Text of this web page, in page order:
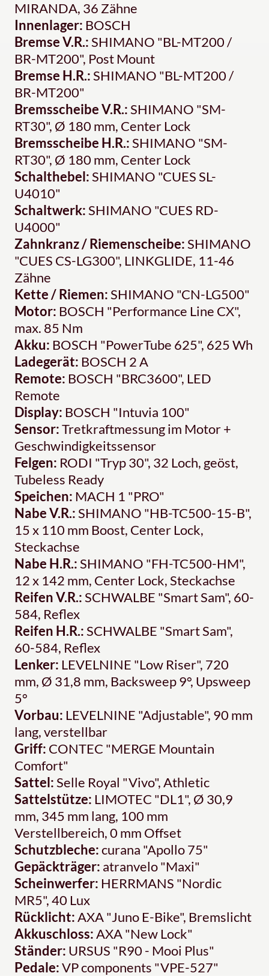
MIRANDA, 36 Zähne
Innenlager: BOSCH
Bremse V.R.:SHIMANO "BL-MT200 /
BR-MT200", Post Mount
Bremse H.R.:SHIMANO "BL-MT200 /
BR-MT200"
Bremsscheibe V.R.:SHIMANO "SM-
RT30", Ø 180 mm, Center Lock
Bremsscheibe H.R.:SHIMANO "SM-
RT30", Ø 180 mm, Center Lock
Schalthebel:SHIMANO "CUES SL-
U4010"
Schaltwerk:SHIMANO "CUES RD-
U4000"
Zahnkranz / Riemenscheibe:SHIMANO
"CUES CS-LG300", LINKGLIDE, 11-46
Zähne
Kette / Riemen:SHIMANO "CN-LG500"
Motor: BOSCH "Performance Line CX",
max. 85 Nm
Akku: BOSCH "PowerTube 625", 625 Wh
Ladegerät: BOSCH 2 A
Remote: BOSCH "BRC3600", LED
Remote
Display: BOSCH "Intuvia 100"
Sensor:Tretkraftmessung im Motor +
Geschwindigkeitssensor
Felgen: RODI "Tryp 30", 32 Loch, geöst,
Tubeless Ready
Speichen: MACH 1 "PRO"
Nabe V.R.:SHIMANO "HB-TC500-15-B",
15 x 110 mm Boost, Center Lock,
Steckachse
Nabe H.R.:SHIMANO "FH-TC500-HM",
12 x 142 mm, Center Lock, Steckachse
Reifen V.R.:SCHWALBE "Smart Sam", 60-
584, Reflex
Reifen H.R.:SCHWALBE "Smart Sam",
60-584, Reflex
Lenker: LEVELNINE "Low Riser", 720
mm, Ø 31,8 mm, Backsweep 9°, Upsweep
5°
Vorbau: LEVELNINE "Adjustable", 90 mm
lang, verstellbar
Griff: CONTEC "MERGE Mountain
Comfort"
Sattel:Selle Royal "Vivo", Athletic
Sattelstütze: LIMOTEC "DL1", Ø 30,9
mm, 345 mm lang, 100 mm
Verstellbereich, 0 mm Offset
Schutzbleche:curana "Apollo 75"
Gepäckträger: atranvelo "Maxi"
Scheinwerfer: HERRMANS "Nordic
MR5", 40 Lux
Rücklicht:AXA "Juno E-Bike", Bremslicht
Akkuschloss:AXA "New Lock"
Ständer: URSUS "R90 - Mooi Plus"
Pedale:VP components "VPE-527"